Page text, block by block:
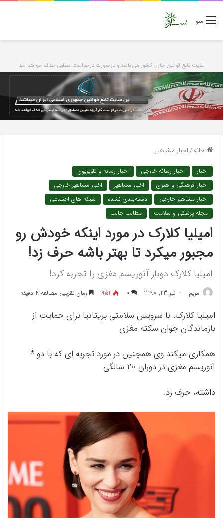
منو
سایت تابع قوانین جاری کشور می باشد و در صورت درخواست مطلبی حذف خواهد شد
خانه/اخبار مشاهیر
اخبار اخبار رسانه خارجی
اخبار رسانه و تلویزیون
اخبار فرهنگی و هنری
اخبار مشاهیر
اخبار مشاهیر خارجی
اخبار مشاهیر خارجی
دسته‌بندی نشده
شبکه های اجتماعی
مجله پزشکی و سلامت
مطالب جالب
امیلیا کلارک در مورد اینکه خودش رو
مجبور میکرد تا بهتر باشه حرف زد!
امیلیا کلارک دوبار آنوریسم مغزی را تجربه کرد!
مريم تیر 23, 1398 ۰ 952 زمان تقریبی مطالعه 4 دقیقه
امیلیا کلارک، با سرویس سلامتی بریتانیا برای حمایت از
بازماندگان جوان سکته مغزی
همکاری میکند وی همچنین در مورد تجربه ای که با دو *
آنوریسم مغزی در دوران 20 سالگی
داشته، حرف زد.